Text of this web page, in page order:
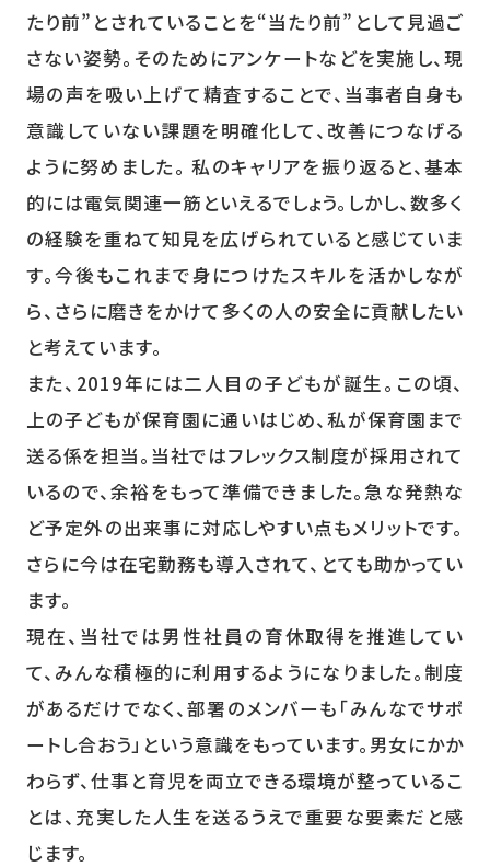
たり前”とされていることを“当たり前”として見過ご
さない姿勢。そのためにアンケートなどを実施し、現
場の声を吸い上げて精査することで、当事者自身も
意識していない課題を明確化して、改善につなげる
ように努めました。 私のキャリアを振り返ると、基本
的には電気関連一筋といえるでしょう。しかし、数多く
の経験を重ねて知見を広げられていると感じていま
す。今後もこれまで身につけたスキルを活かしなが
ら、さらに磨きをかけて多くの人の安全に貢献したい
と考えています。
また、2019年には二人目の子どもが誕生。この頃、
上の子どもが保育園に通いはじめ、私が保育園まで
送る係を担当。当社ではフレックス制度が採用されて
いるので、余裕をもって準備できました。急な発熱な
ど予定外の出来事に対応しやすい点もメリットです。
さらに今は在宅勤務も導入されて、とても助かってい
ます。
現在、当社では男性社員の育休取得を推進してい
て、みんな積極的に利用するようになりました。制度
があるだけでなく、部署のメンバーも「みんなでサポ
ートし合おう」という意識をもっています。男女にかか
わらず、仕事と育児を両立できる環境が整っているこ
とは、充実した人生を送るうえで重要な要素だと感
じます。